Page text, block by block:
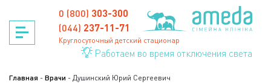
content
0 (800) 303-300
(044) 237-11-71
Круглосуточный детский стационар
Работаем во время отключения света
Главная - Врачи - Душинский Юрий Сергеевич